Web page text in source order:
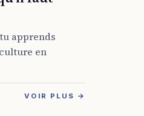
apprends
en
VOIR PLUS →